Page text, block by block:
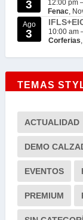
3 12:00 pm
Fenac,
Ago
3 10:00 am
Corferias
TEMAS
ACTUALIDAD
DEMO
EVENTOS
PREMIUM